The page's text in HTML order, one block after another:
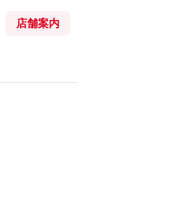
店舗案内